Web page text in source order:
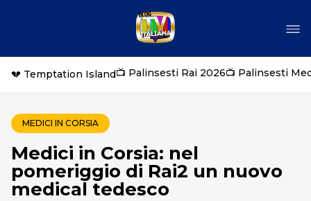
💔 Temptation Island📺 Palinsesti Rai 2026📺 Palinsesti
MEDICI IN CORSIA
Medici in Corsia: nel
pomeriggio di Rai2 un nuovo
medical tedesco